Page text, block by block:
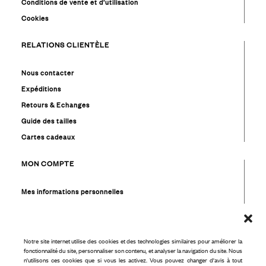
Notre site internet utilise des cookies et des technologies similaires pour améliorer la
fonctionnalité du site, personnaliser son contenu, et analyser la navigation du site. Nous
n'utilisons ces cookies que si vous les activez. Vous pouvez changer d'avis à tout
Conditions de vente et d’utilisation
Cookies
RELATIONS CLIENTÈLE
Nous contacter
Expéditions
Retours & Echanges
Guide des tailles
Cartes cadeaux
MON COMPTE
Mes informations personnelles
Mon solde cadeaux